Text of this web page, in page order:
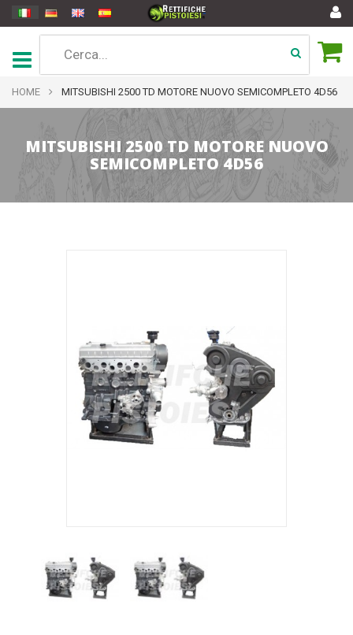
HOME MITSUBISHI 2500 TD MOTORE NUOVO SEMICOMPLETO 4D56
MITSUBISHI 2500 TD MOTORE NUOVO
SEMICOMPLETO 4D56